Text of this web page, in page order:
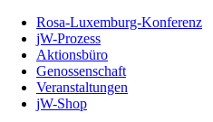
Inhalt
Seite
Rosa-Luxemburg-Konferenz
jW-Prozess
Aktionsbüro
Genossenschaft
Veranstaltungen
jW-Shop